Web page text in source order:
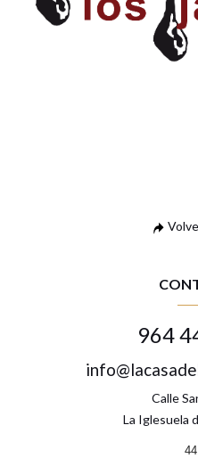
964
Calle
La Iglesuela